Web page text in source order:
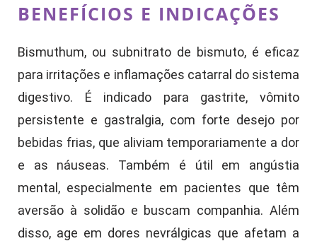
BENEFÍCIOS E INDICAÇÕES
Bismuthum, ou subnitrato de bismuto, é eficaz
para irritações e inflamações catarral do sistema
digestivo. É indicado para gastrite, vômito
persistente e gastralgia, com forte desejo por
bebidas frias, que aliviam temporariamente a dor
e as náuseas. Também é útil em angústia
mental, especialmente em pacientes que têm
aversão à solidão e buscam companhia. Além
disso, age em dores nevrálgicas que afetam a